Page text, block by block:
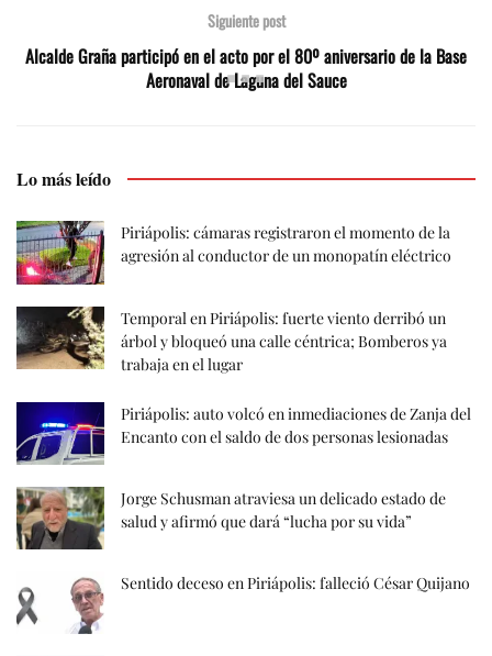
Siguiente post
Alcalde Graña participó en el acto por el 80º aniversario de la Base
Aeronaval de Laguna del Sauce
Lo más leído
Piriápolis: cámaras registraron el momento de la
agresión al conductor de un monopatín eléctrico
Temporal en Piriápolis: fuerte viento derribó un
árbol y bloqueó una calle céntrica; Bomberos ya
trabaja en el lugar
Piriápolis: auto volcó en inmediaciones de Zanja del
Encanto con el saldo de dos personas lesionadas
Jorge Schusman atraviesa un delicado estado de
salud y afirmó que dará “lucha por su vida”
Sentido deceso en Piriápolis: falleció César Quijano